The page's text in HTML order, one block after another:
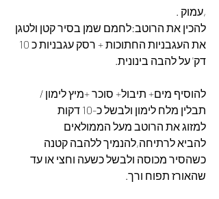
,עמוק .
להכין את הרוטב:לחמם שמן בסיר קטן ולטגן
דק' על להבה בינונית.
להוסיף מים+ תיבול+ סוכר +מיץ לימון /
תבלין מלח לימון ולבשל כ-10 דקות
למזוג את הרוטב מעל הממולאים
להביא לרתיחה,להנמיך ללהבה קטנה
כשהסיר מכוסה ולבשל כשעה וחצי או עד
שהאורז תפוח ורך.